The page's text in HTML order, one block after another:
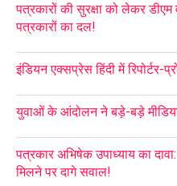
पत्रकारों की सुरक्षा को लेकर
पत्रकारों का दल!
इंडियन एक्सप्रेस हिंदी में
युवाओं के आंदोलन ने बड़े-बड़े
पत्रकार अभिषेक उपाध्याय का
मिलने पर दागे सवाल!